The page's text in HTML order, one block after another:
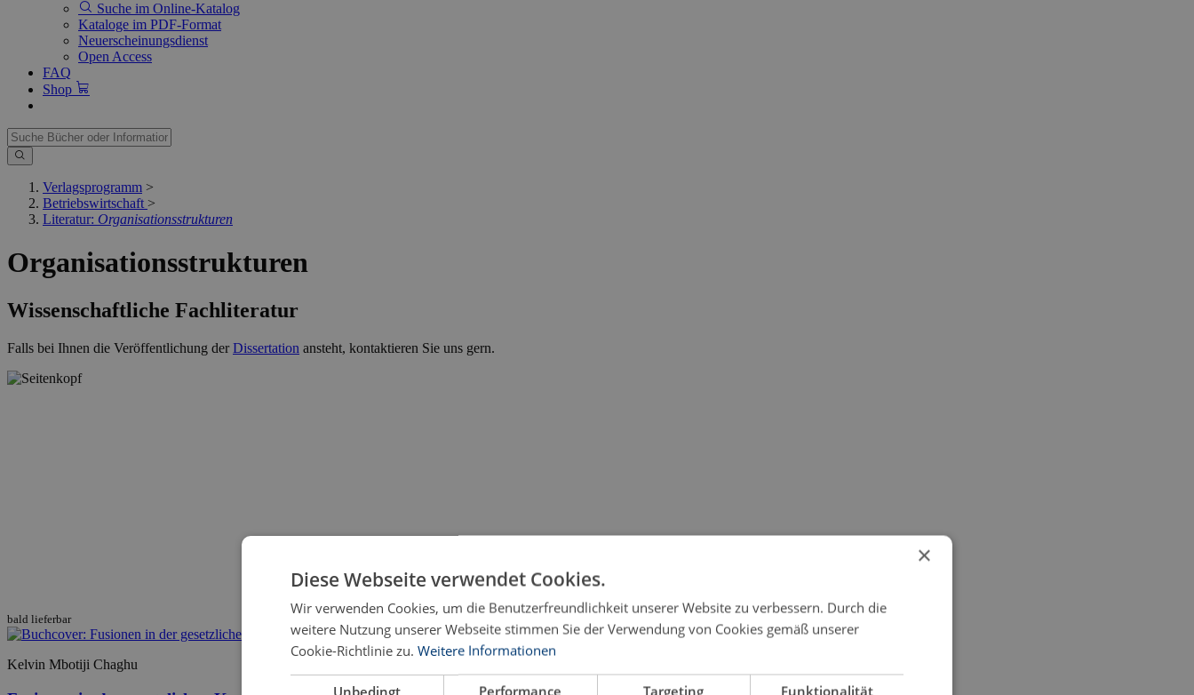
Suche im Online-Katalog
Kataloge im PDF-Format
Neuerscheinungsdienst
Open Access
FAQ
Shop
Verlagsprogramm >
Betriebswirtschaft >
Literatur: Organisationsstrukturen
Organisationsstrukturen
Wissenschaftliche Fachliteratur
Falls bei Ihnen die Veröffentlichung derDissertation ansteht, kontaktieren Sie uns gern.
bald lieferbar
Kelvin Mbotiji Chaghu
×
Diese Webseite verwendet Cookies.
Wir verwenden Cookies, um die Benutzerfreundlichkeit unserer Website zu verbessern. Durch die
weitere Nutzung unserer Webseite stimmen Sie der Verwendung von Cookies gemäß unserer
Cookie-Richtlinie zu. Weitere Informationen
Unbedingt
Performance Targeting Funktionalität